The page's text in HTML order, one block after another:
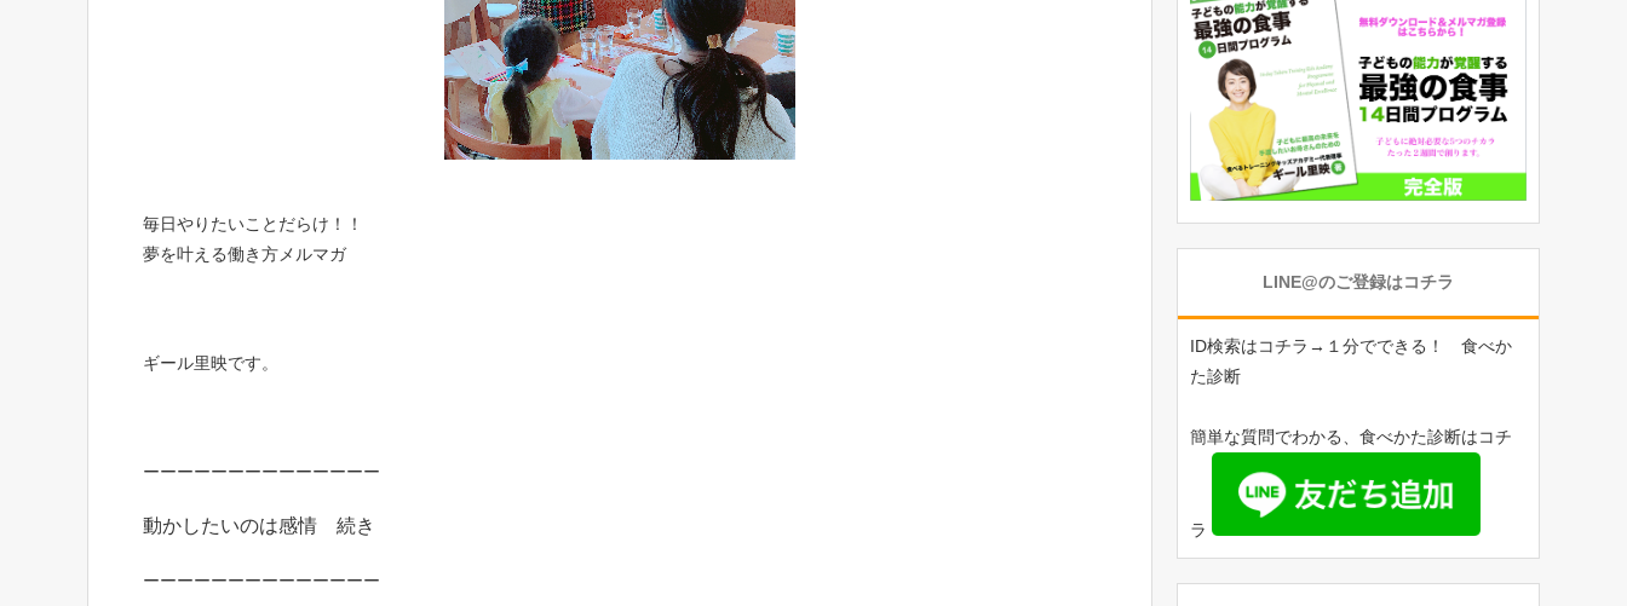
毎日やりたいことだらけ！！
夢を叶える働き方メルマガ
ギール里映です。
ーーーーーーーーーーーーーー
動かしたいのは感情 続き
ーーーーーーーーーーーーーー
LINE@のご登録はコチラ
ID検索はコチラ→１分でできる！ 食べか
た診断
簡単な質問でわかる、食べかた診断はコチ
ラ